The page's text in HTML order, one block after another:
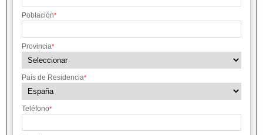
Población*
Provincia*
País de Residencia*
Teléfono*